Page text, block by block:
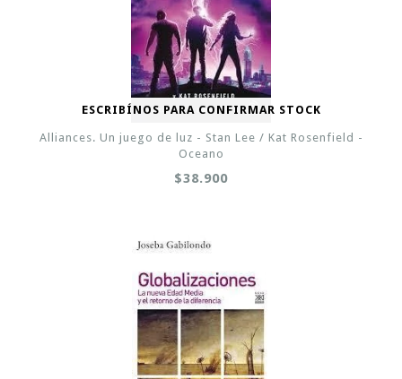
ESCRIBÍNOS PARA CONFIRMAR STOCK
Alliances. Un juego de luz - Stan Lee / Kat Rosenfield -
Oceano
$38.900